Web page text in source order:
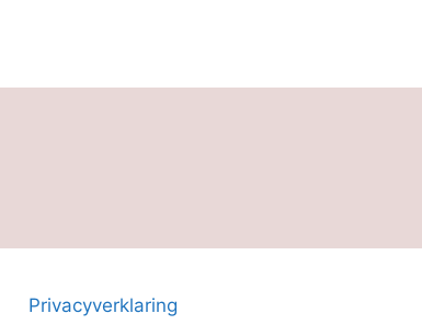
Privacyverklaring